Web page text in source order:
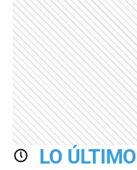
LO ÚLTIMO